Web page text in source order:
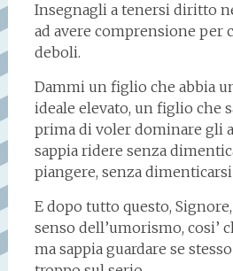
Insegnagli a tenersi diritto
ad avere comprensione per
deboli.
Dammi un figlio che abbia
ideale elevato, un figlio che
prima di voler dominare gli
sappia ridere senza
piangere, senza dimenticarsi
E dopo tutto questo,
senso dell’umorismo, cosi’
ma sappia guardare se